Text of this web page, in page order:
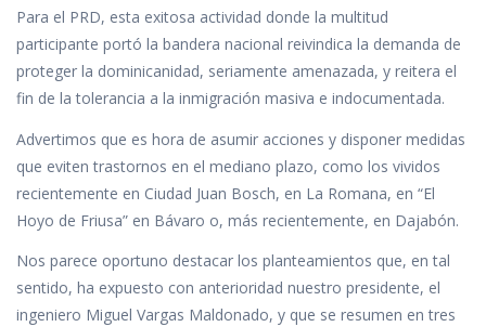
Para el PRD, esta exitosa actividad donde la multitud
participante portó la bandera nacional reivindica la demanda de
proteger la dominicanidad, seriamente amenazada, y reitera el
fin de la tolerancia a la inmigración masiva e indocumentada.
Advertimos que es hora de asumir acciones y disponer medidas
que eviten trastornos en el mediano plazo, como los vividos
recientemente en Ciudad Juan Bosch, en La Romana, en “El
Hoyo de Friusa” en Bávaro o, más recientemente, en Dajabón.
Nos parece oportuno destacar los planteamientos que, en tal
sentido, ha expuesto con anterioridad nuestro presidente, el
ingeniero Miguel Vargas Maldonado, y que se resumen en tres